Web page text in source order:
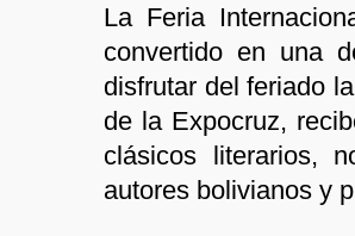
La Feria
convertido en una
disfrutar del feriado
de la Expocruz,
clásicos literarios,
autores bolivianos y